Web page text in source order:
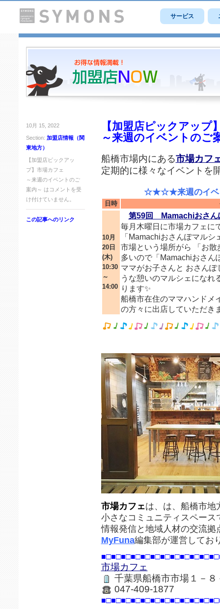
サービス
10月 15, 2022
Section: 加盟店情報（関
東地方）
【加盟店ピックアッ
プ】市場カフェ
～来週のイベントのご
案内～ は コメントを受
け付けていません。
この記事へのリンク
【加盟店ピックアップ
～来週のイベントのご
船橋市場内にある市場カフ
定期的に様々なイベントを
☆★☆★来週のイベン
日時
10月
20日
(木)
10:30
～
14:00
第59回 Mamachiおさん
毎月木曜日に市場カフェに
「Mamachiおさんぽマルシ
市場という場所がら 「お
多いので「Mamachiおさん
ママがお子さんと おさん
うな憩いのマルシェになれ
ります✨
船橋市在住のママハンドメ
の方々に出店していただき
市場カフェは、は、船橋市地
小さなコミュニティスペース
情報発信と地域人材の交流拠
MyFuna編集部が運営してお
市場カフェ
千葉県船橋市市場１－８
047-409-1877